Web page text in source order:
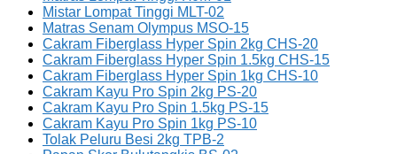
Mistar Lompat Tinggi MLT-02
Matras Senam Olympus MSO-15
Cakram Fiberglass Hyper Spin 2kg CHS-20
Cakram Fiberglass Hyper Spin 1.5kg CHS-15
Cakram Fiberglass Hyper Spin 1kg CHS-10
Cakram Kayu Pro Spin 2kg PS-20
Cakram Kayu Pro Spin 1.5kg PS-15
Cakram Kayu Pro Spin 1kg PS-10
Tolak Peluru Besi 2kg TPB-2